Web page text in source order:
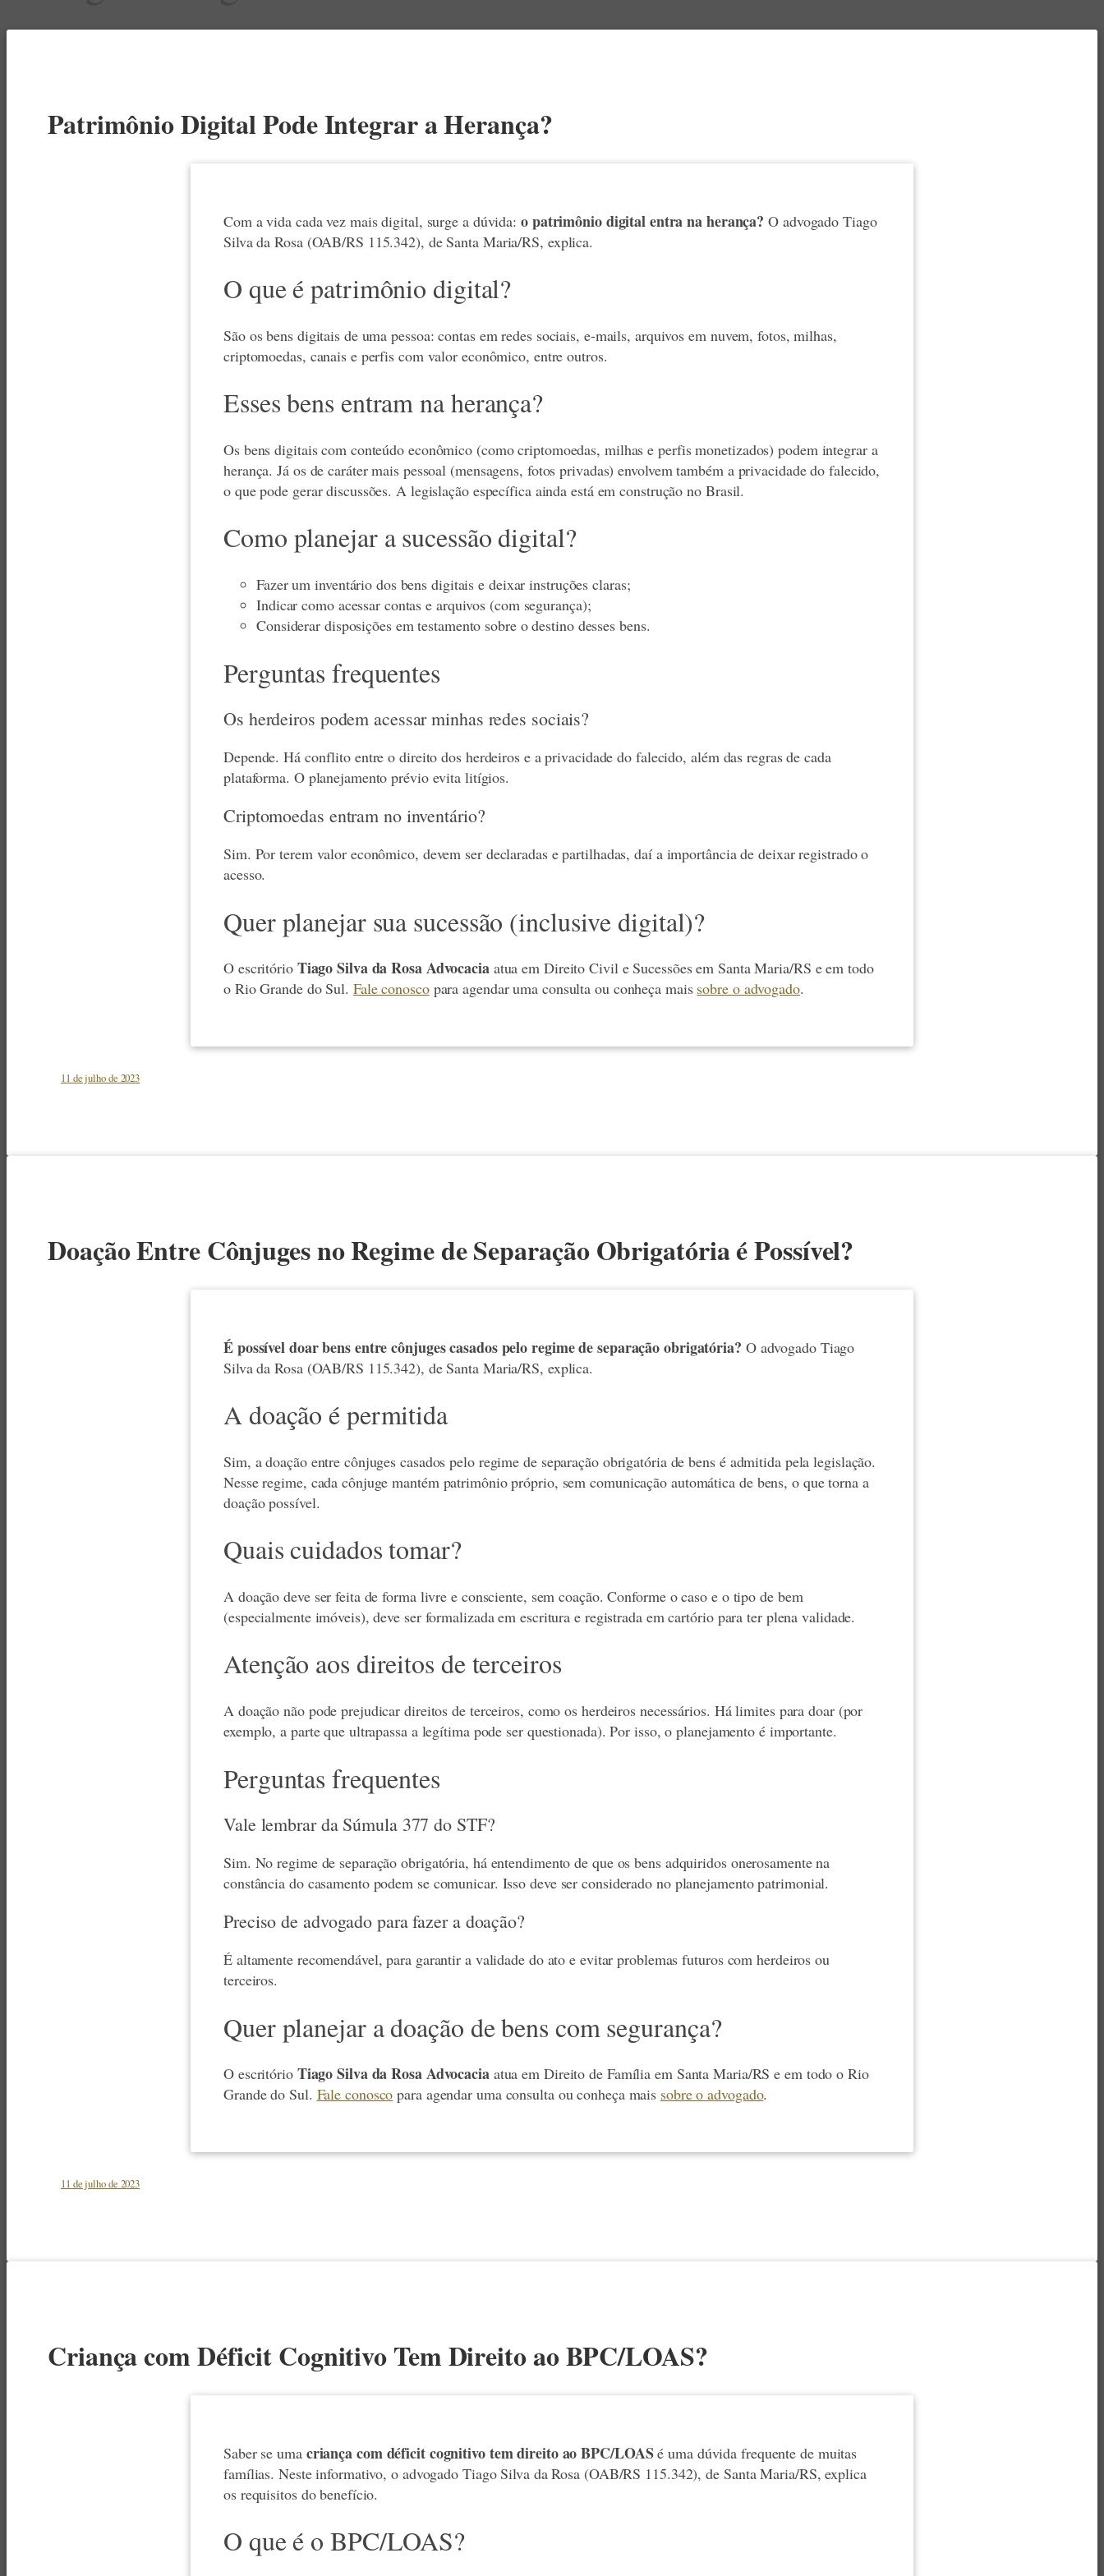
Patrimônio Digital Pode Integrar a Herança?
Com a vida cada vez mais digital, surge a dúvida: o patrimônio digital entra na herança? O advogado Tiago
Silva da Rosa (OAB/RS 115.342), de Santa Maria/RS, explica.
O que é patrimônio digital?
São os bens digitais de uma pessoa: contas em redes sociais, e-mails, arquivos em nuvem, fotos, milhas,
criptomoedas, canais e perfis com valor econômico, entre outros.
Esses bens entram na herança?
Os bens digitais com conteúdo econômico (como criptomoedas, milhas e perfis monetizados) podem integrar a
herança. Já os de caráter mais pessoal (mensagens, fotos privadas) envolvem também a privacidade do falecido,
o que pode gerar discussões. A legislação específica ainda está em construção no Brasil.
Como planejar a sucessão digital?
Fazer um inventário dos bens digitais e deixar instruções claras;
Indicar como acessar contas e arquivos (com segurança);
Considerar disposições em testamento sobre o destino desses bens.
Perguntas frequentes
Os herdeiros podem acessar minhas redes sociais?
Depende. Há conflito entre o direito dos herdeiros e a privacidade do falecido, além das regras de cada
plataforma. O planejamento prévio evita litígios.
Criptomoedas entram no inventário?
Sim. Por terem valor econômico, devem ser declaradas e partilhadas, daí a importância de deixar registrado o
acesso.
Quer planejar sua sucessão (inclusive digital)?
O escritório Tiago Silva da Rosa Advocaciaatua em Direito Civil e Sucessões em Santa Maria/RS e em todo
o Rio Grande do Sul. Fale conoscopara agendar uma consulta ou conheça mais sobre o advogado.
11 de julho de 2023
Doação Entre Cônjuges no Regime de Separação Obrigatória é Possível?
É possível doar bens entre cônjuges casados pelo regime de separação obrigatória? O advogado Tiago
Silva da Rosa (OAB/RS 115.342), de Santa Maria/RS, explica.
A doação é permitida
Sim, a doação entre cônjuges casados pelo regime de separação obrigatória de bens é admitida pela legislação.
Nesse regime, cada cônjuge mantém patrimônio próprio, sem comunicação automática de bens, o que torna a
doação possível.
Quais cuidados tomar?
A doação deve ser feita de forma livre e consciente, sem coação. Conforme o caso e o tipo de bem
(especialmente imóveis), deve ser formalizada em escritura e registrada em cartório para ter plena validade.
Atenção aos direitos de terceiros
A doação não pode prejudicar direitos de terceiros, como os herdeiros necessários. Há limites para doar (por
exemplo, a parte que ultrapassa a legítima pode ser questionada). Por isso, o planejamento é importante.
Perguntas frequentes
Vale lembrar da Súmula 377 do STF?
Sim. No regime de separação obrigatória, há entendimento de que os bens adquiridos onerosamente na
constância do casamento podem se comunicar. Isso deve ser considerado no planejamento patrimonial.
Preciso de advogado para fazer a doação?
É altamente recomendável, para garantir a validade do ato e evitar problemas futuros com herdeiros ou
terceiros.
Quer planejar a doação de bens com segurança?
O escritório Tiago Silva da Rosa Advocaciaatua em Direito de Família em Santa Maria/RS e em todo o Rio
Grande do Sul. Fale conosco para agendar uma consulta ou conheça mais sobre o advogado.
11 de julho de 2023
Criança com Déficit Cognitivo Tem Direito ao BPC/LOAS?
Saber se uma criança com déficit cognitivo tem direito ao BPC/LOASé uma dúvida frequente de muitas
famílias. Neste informativo, o advogado Tiago Silva da Rosa (OAB/RS 115.342), de Santa Maria/RS, explica
os requisitos do benefício.
O que é o BPC/LOAS?